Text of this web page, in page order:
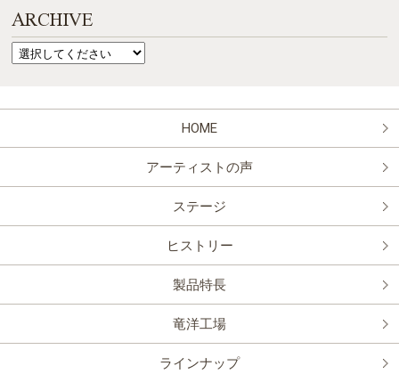
ARCHIVE
HOME
アーティストの声
ステージ
ヒストリー
製品特長
竜洋工場
ラインナップ